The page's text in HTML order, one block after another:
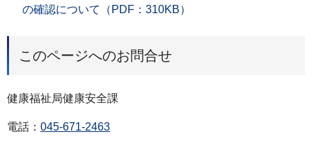
の確認について（PDF：310KB）
このページへのお問合せ
健康福祉局健康安全課
電話： 045-671-2463